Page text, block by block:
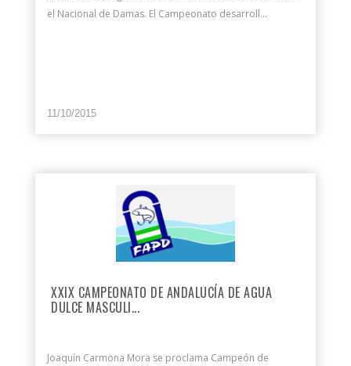
el Nacional de Damas. El Campeonato desarroll...
11/10/2015
XXIX CAMPEONATO DE ANDALUCÍA DE AGUA
DULCE MASCULI...
Joaquín Carmona Mora se proclama Campeón de